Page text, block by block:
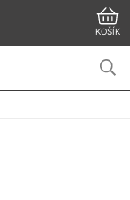
KOŠÍK